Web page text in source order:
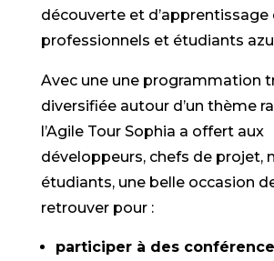
découverte et d’apprentissage
professionnels et étudiants
Avec une une programmation
diversifiée autour d’un thème
l’Agile Tour Sophia a offert aux
développeurs, chefs de projet,
étudiants, une belle occasion
retrouver pour :
participer à des